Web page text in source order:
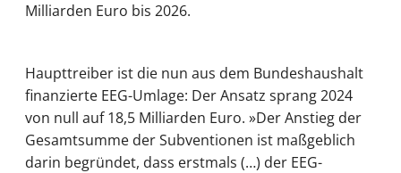
Milliarden Euro bis 2026.
Haupttreiber ist die nun aus dem Bundeshaushalt
finanzierte EEG-Umlage: Der Ansatz sprang 2024
von null auf 18,5 Milliarden Euro. »Der Anstieg der
Gesamtsumme der Subventionen ist maßgeblich
darin begründet, dass erstmals (…) der EEG-